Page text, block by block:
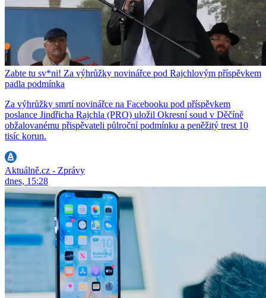
Zabte tu sv*ni! Za výhrůžky novinářce pod Rajchlovým příspěvkem
padla podmínka
Za výhrůžky smrtí novinářce na Facebooku pod příspěvkem
poslance Jindřicha Rajchla (PRO) uložil Okresní soud v Děčíně
obžalovanému přispěvateli půlroční podmínku a peněžitý trest 10
tisíc korun.
Aktuálně.cz - Zprávy
dnes, 15:28